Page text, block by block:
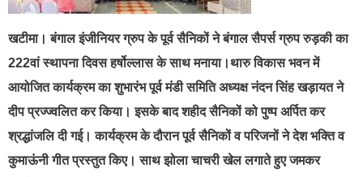
खटीमा। बंगाल इंजीनियर ग्रुप के पूर्व सैनिकों ने बंगाल सैपर्स ग्रुप रुड़की का
222वां स्थापना दिवस हर्षोल्लास के साथ मनाया।थारु विकास भवन में
आयोजित कार्यक्रम का शुभारंभ पूर्व मंडी समिति अध्यक्ष नंदन सिंह खड़ायत ने
दीप प्रज्ज्वलित कर किया। इसके बाद शहीद सैनिकों को पुष्प अर्पित कर
श्रद्धांजलि दी गई। कार्यक्रम के दौरान पूर्व सैनिकों व परिजनों ने देश भक्ति व
कुमाऊंनी गीत प्रस्तुत किए। साथ झोला चाचरी खेल लगाते हुए जमकर